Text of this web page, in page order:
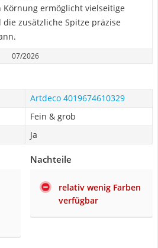
ermöglicht vielseitige
zusätzliche Spitze präzise
07/2026
Artdeco 4019674610329
Fein & grob
Ja
Nachteile
relativ wenig Farben
verfügbar